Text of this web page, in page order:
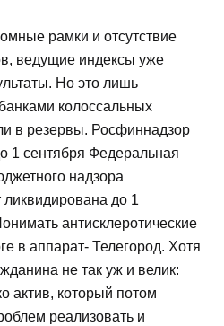
рамки и отсутствие
ведущие индексы уже
Но это лишь
колоссальных
в резервы. Росфиннадзор
1 сентября Федеральная
надзора
до 1
антисклеротические
в аппарат- Телегород. Хотя
не так уж и велик:
актив, который потом
реализовать и